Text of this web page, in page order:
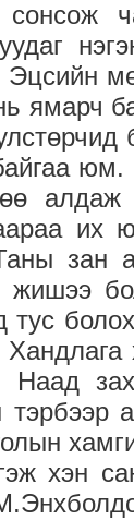
Эцсийн
ямарч
алдаж
их
зан
жишээ
Наад
тэрбээр
гэж хэн